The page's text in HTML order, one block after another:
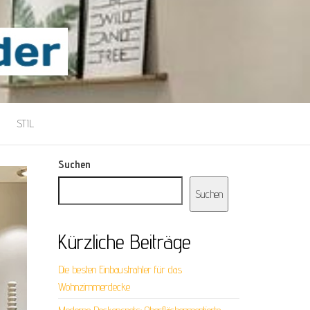
STIL
Suchen
Suchen
Kürzliche Beiträge
Die besten Einbaustrahler für das
Wohnzimmerdecke